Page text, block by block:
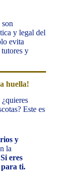
y legal del
evita
y
huella!
Este es
y
la
Si eres
para ti.